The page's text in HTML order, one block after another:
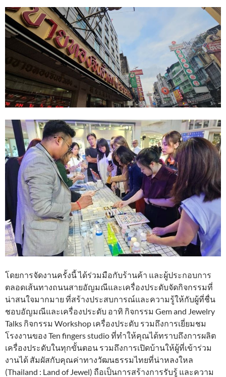
โดยการจัดงานครั้งนี้ ได้ร่วมมือกับร้านค้า และผู้ประกอบการ
ตลอดเส้นทางถนนสายอัญมณีและเครื่องประดับจัดกิจกรรมที่
น่าสนใจมากมาย ที่สร้างประสบการณ์และความรู้ให้กับผู้ที่ชื่น
ชอบอัญมณีและเครื่องประดับ อาทิ กิจกรรม Gem and Jewelry
Talks กิจกรรม Workshop เครื่องประดับ รวมถึงการเยี่ยมชม
โรงงานของ Ten fingers studio ที่ทำให้คุณได้ทราบถึงการผลิต
เครื่องประดับในทุกขั้นตอน รวมถึงการเปิดบ้านให้ผู้ที่เข้าร่วม
งานได้ สัมผัสกับคุณค่าทางวัฒนธรรมไทยที่น่าหลงใหล
(Thailand : Land of Jewel) ถือเป็นการสร้างการรับรู้ และความ